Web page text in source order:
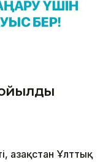
Қазақстан Ұлттық